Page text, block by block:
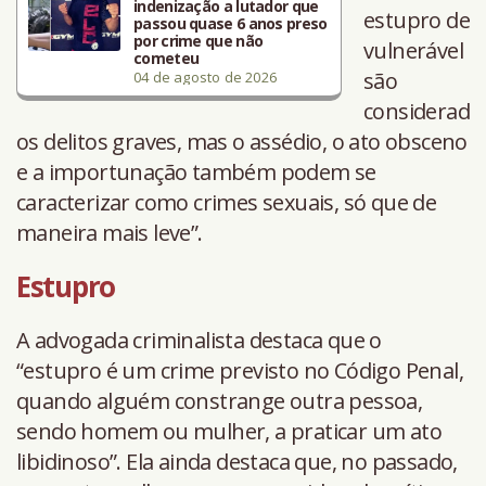
indenização a lutador que
passou quase 6 anos preso
por crime que não
cometeu
04 de agosto de 2026
estupro de
vulnerável
são
considerad
os delitos graves, mas o assédio, o ato obsceno
e a importunação também podem se
caracterizar como crimes sexuais, só que de
maneira mais leve”.
Estupro
A advogada criminalista destaca que o
“estupro é um crime previsto no Código Penal,
quando alguém constrange outra pessoa,
sendo homem ou mulher, a praticar um ato
libidinoso”. Ela ainda destaca que, no passado,